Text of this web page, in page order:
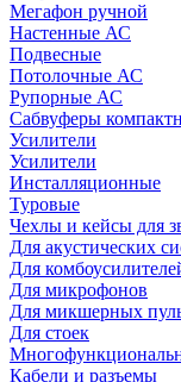
Мегафон ручной
Настенные АС
Подвесные
Потолочные АС
Рупорные АС
Сабвуферы
Усилители
Усилители
Инсталляционные
Туровые
Чехлы и кейсы для
Для акустических
Для
Для микрофонов
Для микшерных
Для стоек
Кабели и разъемы